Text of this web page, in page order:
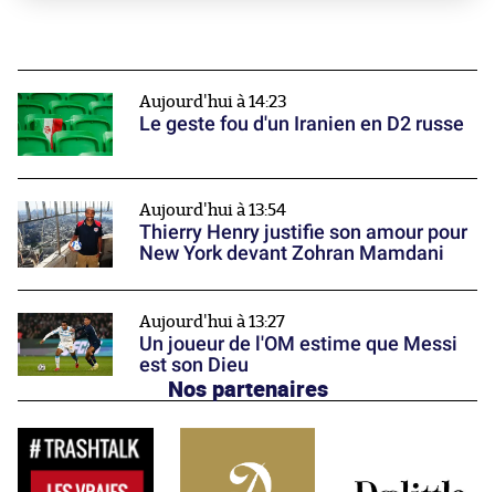
Aujourd'hui à 14:23
Le geste fou d'un Iranien en D2 russe
Aujourd'hui à 13:54
Thierry Henry justifie son amour pour
New York devant Zohran Mamdani
Aujourd'hui à 13:27
Un joueur de l'OM estime que Messi
est son Dieu
Nos partenaires